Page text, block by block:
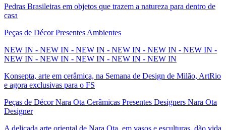
Pedras Brasileiras em objetos que trazem a natureza para dentro de
casa
Peças de Décor Presentes Ambientes
NEW IN - NEW IN - NEW IN - NEW IN - NEW IN - NEW IN -
NEW IN - NEW IN - NEW IN - NEW IN - NEW IN
Konsepta, arte em cerâmica, na Semana de Design de Milão, ArtRio
e agora exclusivas para o FS
Peças de Décor Nara Ota Cerâmicas Presentes Designers Nara Ota
Designer